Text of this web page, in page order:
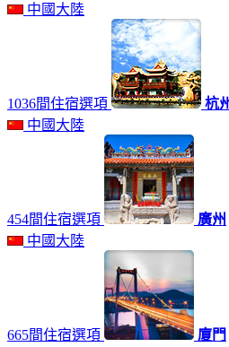
中國大陸
1036間住宿選項
杭
中國大陸
454間住宿選項
廣州
中國大陸
665間住宿選項
廈門